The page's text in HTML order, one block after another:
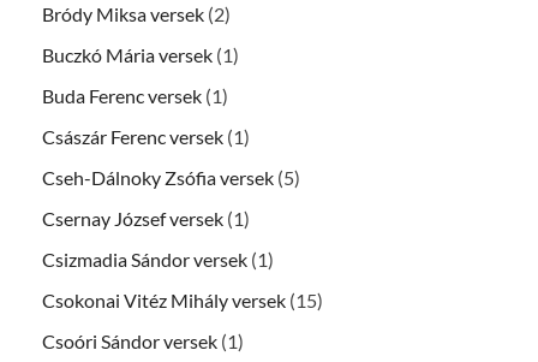
Bródy Miksa versek (2)
Buczkó Mária versek (1)
Buda Ferenc versek (1)
Császár Ferenc versek (1)
Cseh-Dálnoky Zsófia versek (5)
Csernay József versek (1)
Csizmadia Sándor versek (1)
Csokonai Vitéz Mihály versek (15)
Csoóri Sándor versek (1)